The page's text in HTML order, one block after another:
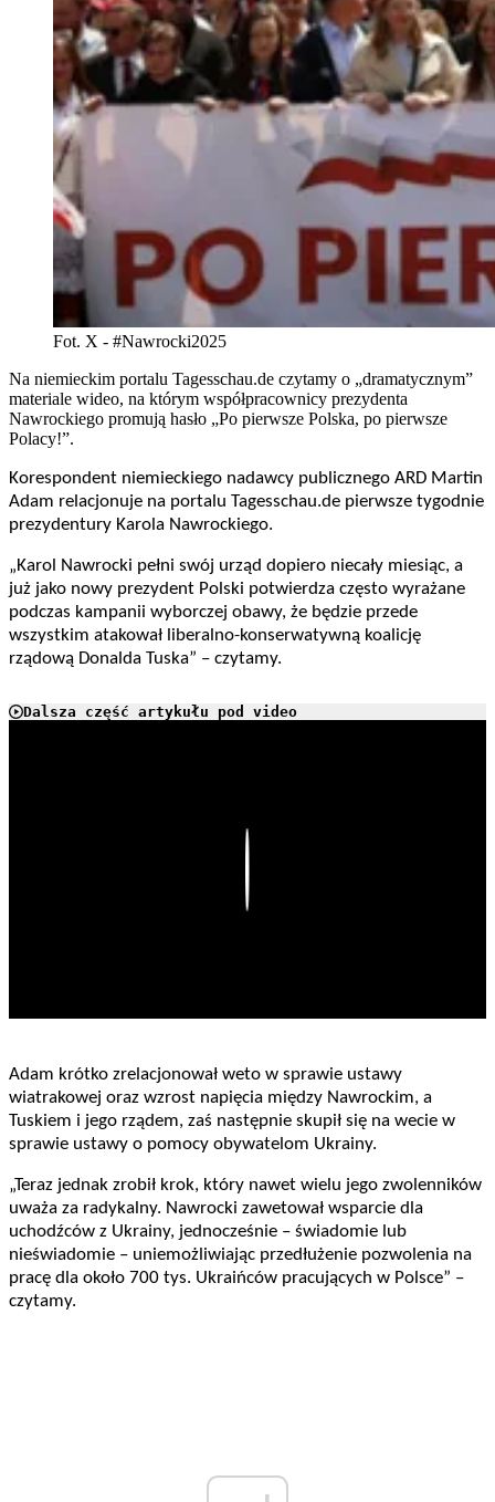
Fot. X - #Nawrocki2025
Na niemieckim portalu Tagesschau.de czytamy o „dramatycznym”
materiale wideo, na którym współpracownicy prezydenta
Nawrockiego promują hasło „Po pierwsze Polska, po pierwsze
Polacy!”.
Korespondent niemieckiego nadawcy publicznego ARD Martin
Adam relacjonuje na portalu Tagesschau.de pierwsze tygodnie
prezydentury Karola Nawrockiego.
„Karol Nawrocki pełni swój urząd dopiero niecały miesiąc, a
już jako nowy prezydent Polski potwierdza często wyrażane
podczas kampanii wyborczej obawy, że będzie przede
wszystkim atakował liberalno-konserwatywną koalicję
rządową Donalda Tuska” – czytamy.
Dalsza część artykułu pod video
Adam krótko zrelacjonował weto w sprawie ustawy
wiatrakowej oraz wzrost napięcia między Nawrockim, a
Tuskiem i jego rządem, zaś następnie skupił się na wecie w
sprawie ustawy o pomocy obywatelom Ukrainy.
„Teraz jednak zrobił krok, który nawet wielu jego zwolenników
uważa za radykalny. Nawrocki zawetował wsparcie dla
uchodźców z Ukrainy, jednocześnie – świadomie lub
nieświadomie – uniemożliwiając przedłużenie pozwolenia na
pracę dla około 700 tys. Ukraińców pracujących w Polsce” –
czytamy.